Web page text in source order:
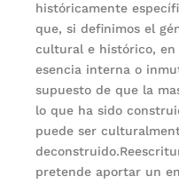
históricamente
que, si definimos el
cultural e histórico, en
esencia interna o
supuesto de que la
lo que ha sido
puede ser
pretende aportar un